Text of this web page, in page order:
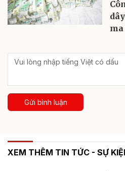
Gửi bình luận
XEM THÊM TIN TỨC - SỰ